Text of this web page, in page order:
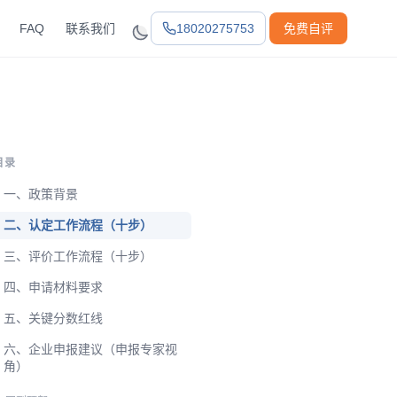
FAQ 联系我们 18020275753 免费自评
录
一、政策背景
二、认定工作流程（十步）
三、评价工作流程（十步）
四、申请材料要求
五、关键分数红线
六、企业申报建议（申报专家视
角）